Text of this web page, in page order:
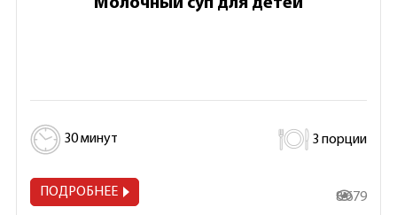
Молочный суп для детей
30 минут 3 порции
ПОДРОБНЕЕ 8 679